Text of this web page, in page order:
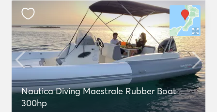
Nautica Diving Maestrale Rubber Boat
300hp